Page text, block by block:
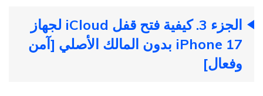
الجزء 3. كيفية فتح قفل iCloud لجهاز
iPhone 17 بدون المالك الأصلي [آمن
وفعال]